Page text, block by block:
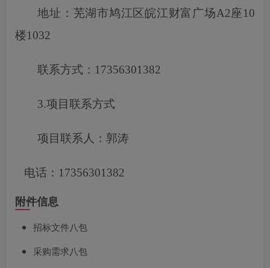
地址：芜湖市鸠江区皖江财富广场A2座10
楼1032
联系方式： 17356301382
3.项目联系方式
项目联系人：郭涛
电话： 17356301382
附件信息
招标文件八包
采购需求八包